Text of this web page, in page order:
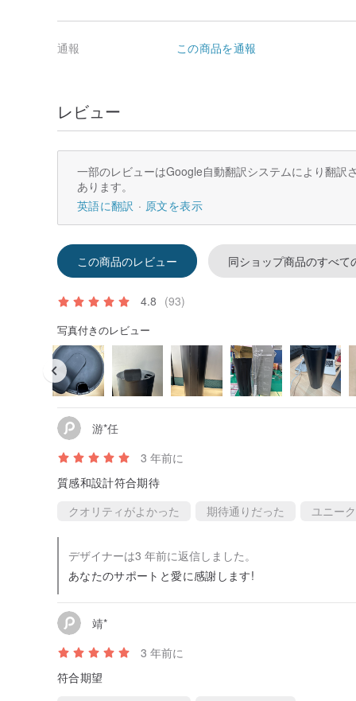
先端がカーブしたブラシが1つ付属されています。
す。
れても持ち運びがしやすいのが特徴です。
スタイルに合わせて選べる豊富なカラーバリエーショ
う人の個性に合わせて自由に選ぶことができます。
Specs:
[hó-lim Beverage Tumbler]
Capacity: 24.3 oz（720 ml）± 5%
Size: Ø 90 x H 200 mm ± 2%
Weight: 217g ± 10%
Material Fact:
[Tumbler]
Material: Food Grade PP
Heat Resistance: 0℃ - 110℃
Material: Food Grade Silicone
[Cleaning Brush]
Size: 223 ± 2 mm in Length
Weight: 5g ± 5%
Material: Stainless Steel, Nylon
-
通報 この商品を通報
レビュー
一部のレビューはGoogle自動翻訳システムにより翻訳
あります。
英語に翻訳
原文を表示
この商品のレビュー 同ショップ商品のすべて
4.8 (93)
写真付きのレビュー
游*任
3 年前に
質感和設計符合期待
クオリティがよかった
期待通りだった ユニーク
デザイナーは3 年前に返信しました。
あなたのサポートと愛に感謝します!
靖*
3 年前に
符合期望